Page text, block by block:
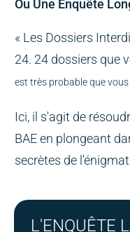
Ou Une Enquête
« Les Dossiers
24. 24 dossiers que
est très probable que
Ici, il s'agit de
BAE en plongeant
secrètes de
L'ENQUÊTE